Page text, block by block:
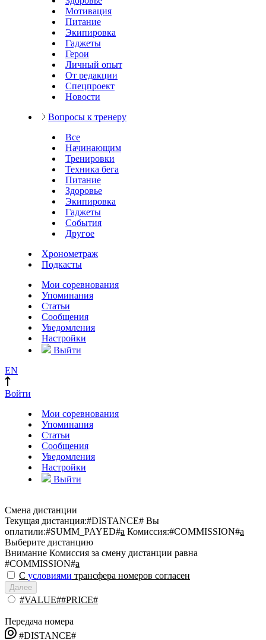
Мотивация
Питание
Экипировка
Гаджеты
Герои
Личный опыт
От редакции
Спецпроект
Новости
Вопросы к тренеру
Все
Начинающим
Тренировки
Техника бега
Питание
Здоровье
Экипировка
Гаджеты
События
Другое
Хронометраж
Подкасты
Мои соревнования
Упоминания
Статьи
Сообщения
Уведомления
Настройки
Выйти
EN
Войти
Мои соревнования
Упоминания
Статьи
Сообщения
Уведомления
Настройки
Выйти
Смена дистанции
Текущая дистанция:#DISTANCE# Вы
оплатили:#SUMM_PAYED#a Комиссия:#COMMISSION#a
Выберите дистанцию
Внимание Комиссия за смену дистанции равна
#COMMISSION#a
С условиями трансфера номеров согласен
Далее
#VALUE##PRICE#
Передача номера
#DISTANCE#